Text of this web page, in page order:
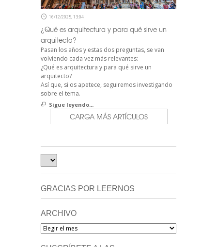
16/12/2025, 13:04
¿Qué es arquitectura y para qué sirve un
arquitecto?
Pasan los años y estas dos preguntas, se van
volviendo cada vez más relevantes:
¿Qué es arquitectura y para qué sirve un
arquitecto?
Así que, si os apetece, seguiremos investigando
sobre el tema.
Sigue leyendo...
CARGA MÁS ARTÍCULOS
GRACIAS POR LEERNOS
ARCHIVO
Archivo